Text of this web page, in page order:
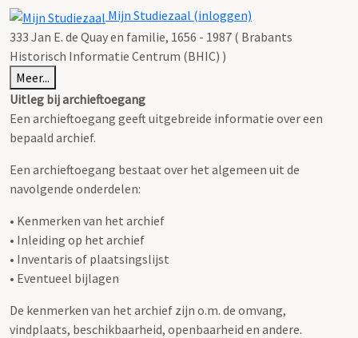
Mijn Studiezaal (inloggen)
333 Jan E. de Quay en familie, 1656 - 1987 ( Brabants
Historisch Informatie Centrum (BHIC) )
Meer...
Uitleg bij archieftoegang
Een archieftoegang geeft uitgebreide informatie over een
bepaald archief.
Een archieftoegang bestaat over het algemeen uit de
navolgende onderdelen:
• Kenmerken van het archief
• Inleiding op het archief
• Inventaris of plaatsingslijst
• Eventueel bijlagen
De kenmerken van het archief zijn o.m. de omvang,
vindplaats, beschikbaarheid, openbaarheid en andere.